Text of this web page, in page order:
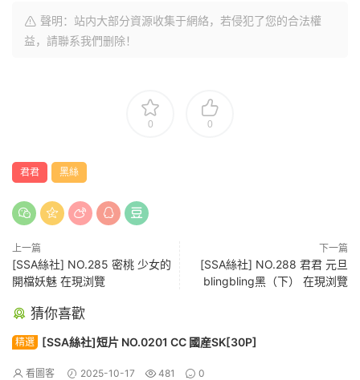
聲明：站内大部分資源收集于網絡，若侵犯了您的合法權
益，請聯系我們删除！
0 0
君君 黑絲
上一篇
[SSA絲社] NO.285 密桃 少女的
開檔妖魅 在現浏覽
下一篇
[SSA絲社] NO.288 君君 元旦
blingbling黑（下） 在現浏覽
猜你喜歡
精選 [SSA絲社]短片 NO.0201 CC 國産SK[30P]
看圖客 2025-10-17 481 0